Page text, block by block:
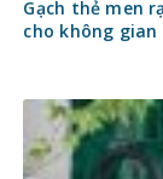
Gạch thẻ men
cho không gian